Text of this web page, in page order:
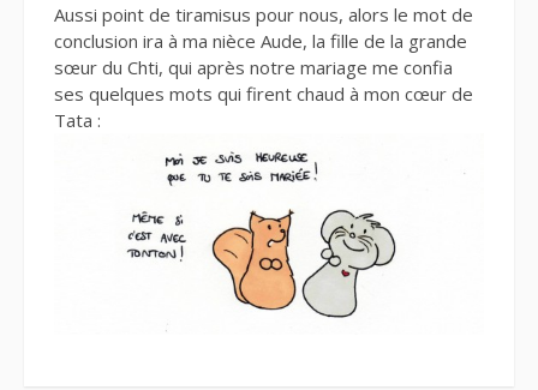
Aussi point de tiramisus pour nous, alors le mot de
conclusion ira à ma nièce Aude, la fille de la grande
sœur du Chti, qui après notre mariage me confia
ses quelques mots qui firent chaud à mon cœur de
Tata :